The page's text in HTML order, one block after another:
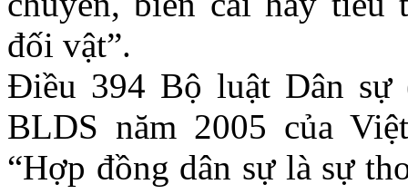
đối vật”.
Điều 394 Bộ luật Dân
BLDS năm 2005 của
“Hợp đồng dân sự là sự